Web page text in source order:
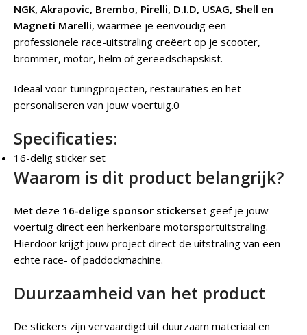
NGK, Akrapovic, Brembo, Pirelli, D.I.D, USAG, Shell en
Magneti Marelli, waarmee je eenvoudig een
professionele race-uitstraling creëert op je scooter,
brommer, motor, helm of gereedschapskist.
Ideaal voor tuningprojecten, restauraties en het
personaliseren van jouw voertuig.0
Specificaties:
16-delig sticker set
Waarom is dit product belangrijk?
Met deze 16-delige sponsor stickerset geef je jouw
voertuig direct een herkenbare motorsportuitstraling.
Hierdoor krijgt jouw project direct de uitstraling van een
echte race- of paddockmachine.
Duurzaamheid van het product
De stickers zijn vervaardigd uit duurzaam materiaal en